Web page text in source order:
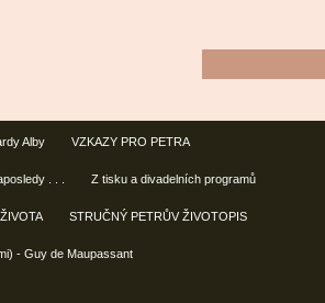
Alby VZKAZY PRO PETRA
. . . Z tisku a divadelních programů
STRUČNÝ PETRŮV ŽIVOTOPIS
- Guy de Maupassant